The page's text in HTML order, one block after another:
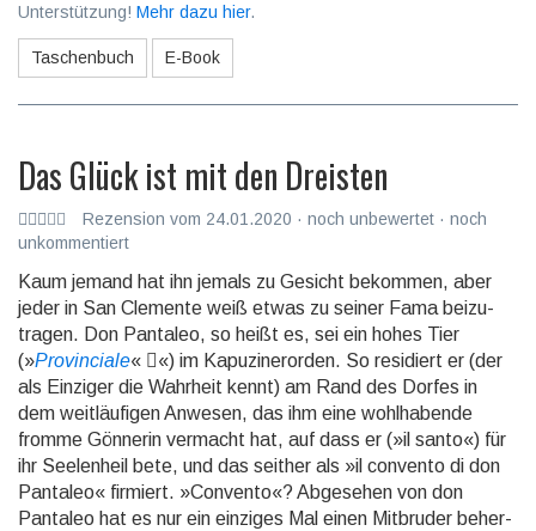
Unterstützung! Mehr dazu hier.
Taschenbuch E-Book
Das Glück ist mit den Dreisten
Rezension vom 24.01.2020 · noch unbewertet · noch
unkommentiert
Kaum jemand hat ihn jemals zu Gesicht bekommen, aber
jeder in San Clemente weiß etwas zu seiner Fama beizu­
tragen. Don Pantaleo, so heißt es, sei ein hohes Tier
(»Provinciale«
«) im Kapuziner­orden. So residiert er (der
als Einziger die Wahrheit kennt) am Rand des Dorfes in
dem weit­läufigen Anwesen, das ihm eine wohl­habende
fromme Gönnerin vermacht hat, auf dass er (»il santo«) für
ihr Seelen­heil bete, und das seither als »il convento di don
Pantaleo« firmiert. »Convento«? Abgesehen von don
Pantaleo hat es nur ein einziges Mal einen Mitbruder beher­